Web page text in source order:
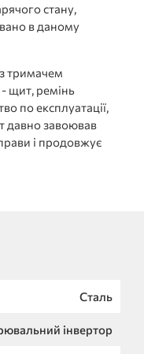
стану,
в даному
тримачем
щит, ремінь
по експлуатації,
давно завоював
і продовжує
Сталь
інвертор